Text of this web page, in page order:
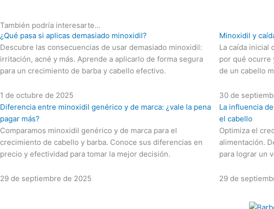
También podría interesarte...
¿Qué pasa si aplicas demasiado minoxidil?
Descubre las consecuencias de usar demasiado minoxidil:
irritación, acné y más. Aprende a aplicarlo de forma segura
para un crecimiento de barba y cabello efectivo.
1 de octubre de 2025
Minoxidil y
La caída inicial
por qué ocurre
de un cabello
30 de
Diferencia entre minoxidil genérico y de marca: ¿vale la pena
pagar más?
Comparamos minoxidil genérico y de marca para el
crecimiento de cabello y barba. Conoce sus diferencias en
precio y efectividad para tomar la mejor decisión.
29 de septiembre de 2025
La influencia
el cabello
Optimiza el
alimentación.
para lograr un
29 de